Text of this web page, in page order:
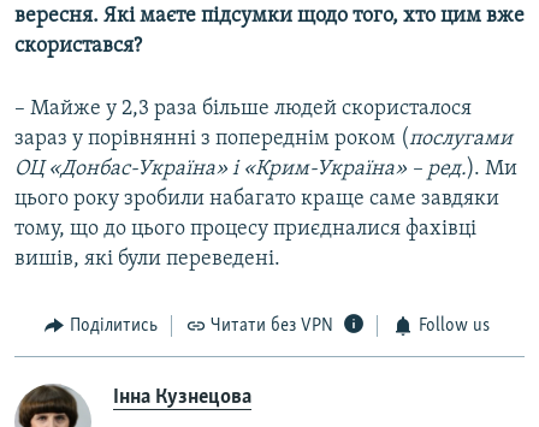
вересня. Які маєте підсумки щодо того, хто цим вже
скористався?
– Майже у 2,3 раза більше людей скористалося
зараз у порівнянні з попереднім роком (послугами
ОЦ «Донбас-Україна» і «Крим-Україна» – ред.). Ми
цього року зробили набагато краще саме завдяки
тому, що до цього процесу приєдналися фахівці
вишів, які були переведені.
Поділитись Читати без VPN Follow us
Інна Кузнецова